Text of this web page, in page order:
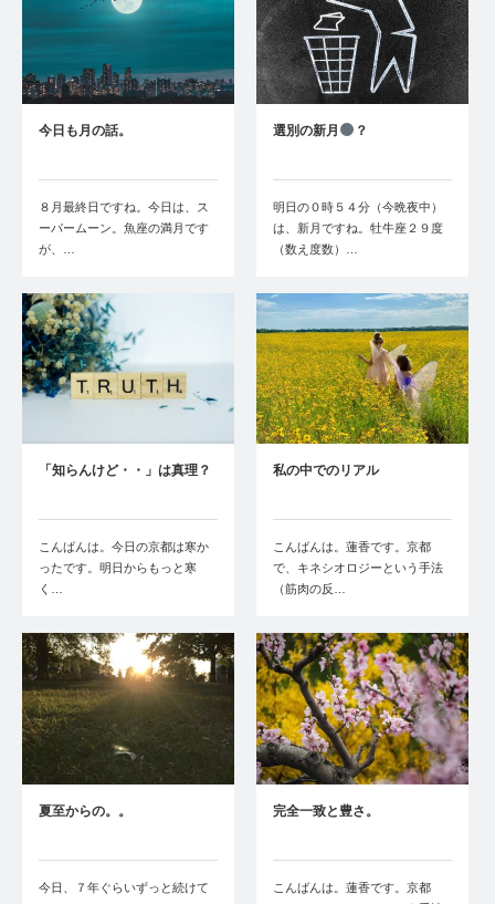
今日も月の話。
８月最終日ですね。今日は、ス
ーパームーン。魚座の満月です
が、…
選別の新月 ？
明日の０時５４分（今晩夜中）
は、新月ですね。牡牛座２９度
（数え度数）…
「知らんけど・・」は真理？
こんばんは。今日の京都は寒か
ったです。明日からもっと寒
く…
私の中でのリアル
こんばんは。蓮香です。京都
で、キネシオロジーという手法
（筋肉の反…
夏至からの。。
今日、７年ぐらいずっと続けて
完全一致と豊さ。
こんばんは。蓮香です。京都